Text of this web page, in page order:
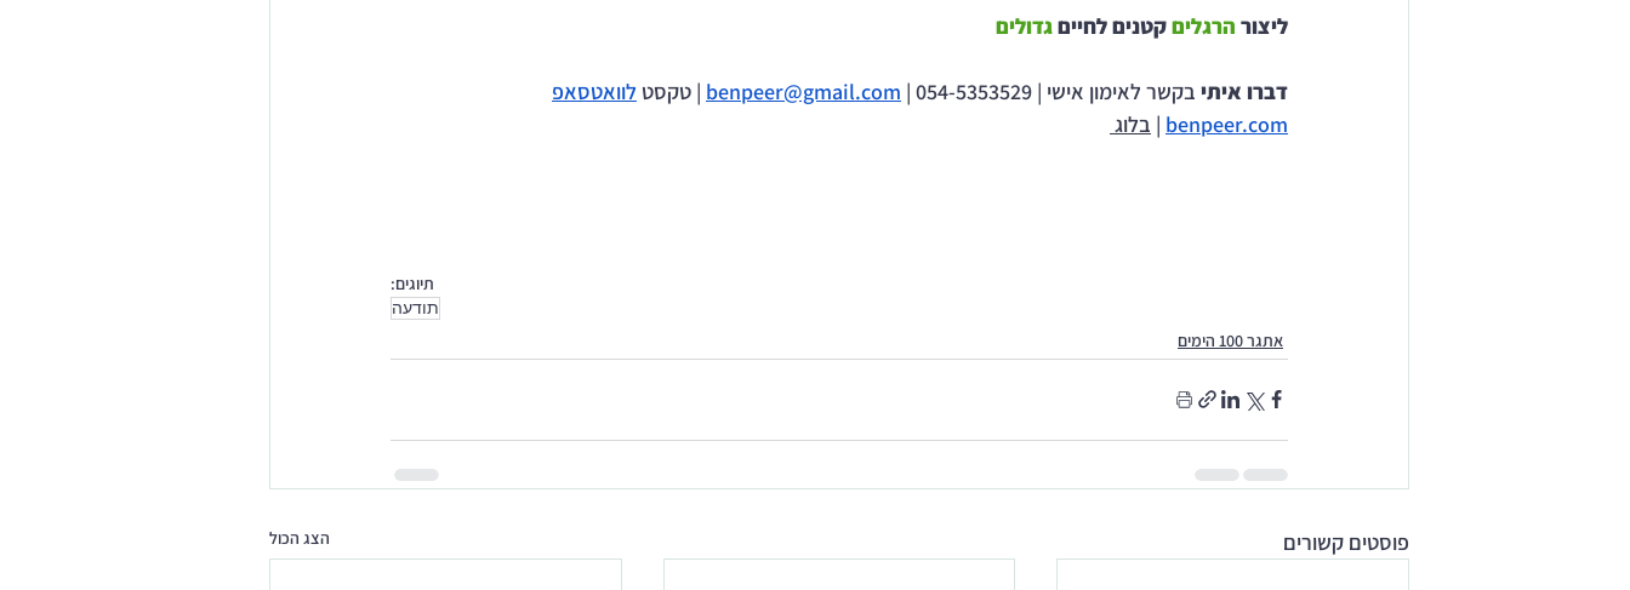
ליצור הרגלים קטנים לחיים גדולים
דברו איתי בקשר לאימון אישי | 054-5353529 | benpeer@gmail.com | טקסט לוואטסאפ
benpeer.com
| בלוג
תיוגים:
תודעה
אתגר 100 הימים
פוסטים קשורים הצג הכול